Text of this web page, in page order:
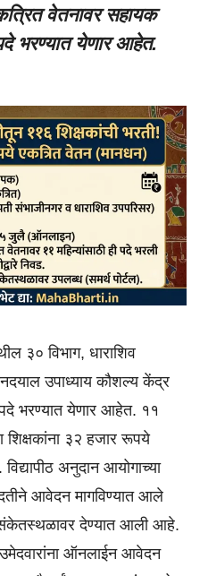
वेतनावर सहायक
भरण्यात येणार आहेत.
३० विभाग, धाराशिव
उपाध्याय कौशल्य केंद्र
भरण्यात येणार आहेत. ११
शिक्षकांना ३२ हजार रूपये
अनुदान आयोगाच्या
आवेदन मागविण्यात आले
संकेतस्थळावर देण्यात आली आहे.
ऑनलाईन आवेदन